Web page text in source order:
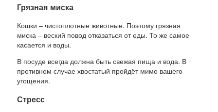
Грязная миска
Кошки – чистоплотные животные. Поэтому грязная
миска – веский повод отказаться от еды. То же самое
касается и воды.
В посуде всегда должна быть свежая пища и вода. В
противном случае хвостатый пройдёт мимо вашего
угощения.
Стресс